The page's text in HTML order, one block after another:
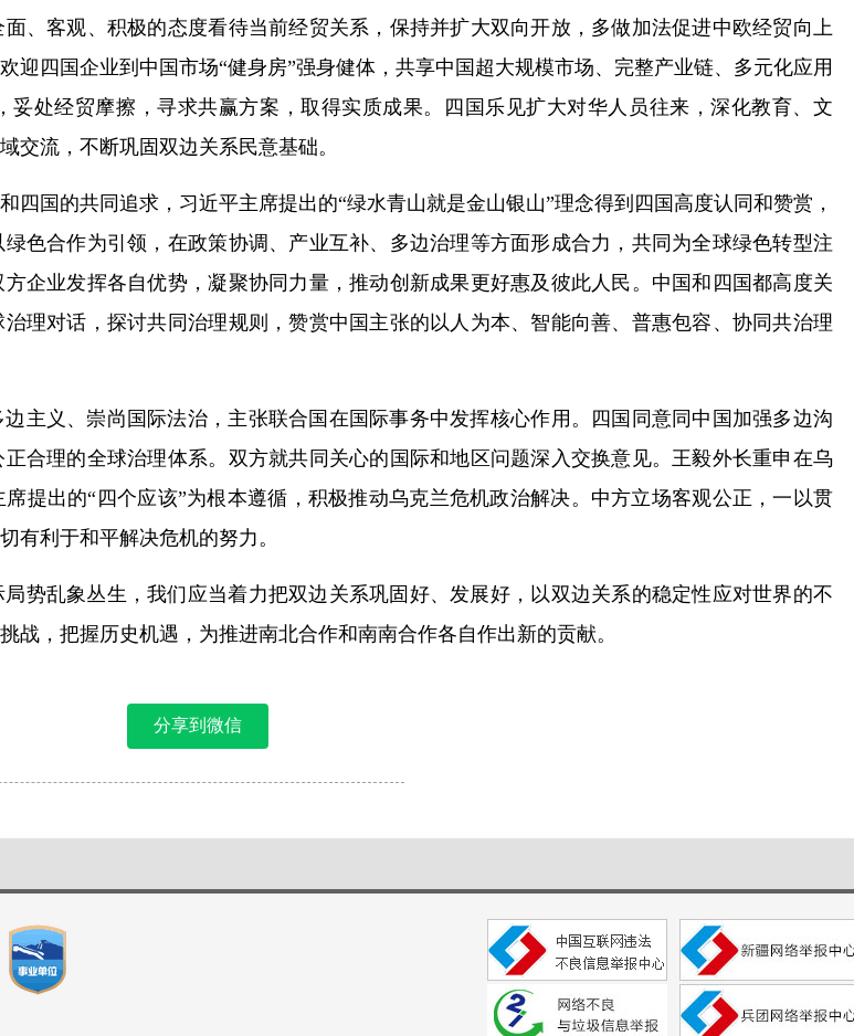
、客观、积极的态度看待当前经贸关系，保持并扩大双向开放，多做加法促进中欧经贸向上
迎四国企业到中国市场“健身房”强身健体，共享中国超大规模市场、完整产业链、多元化应用
处经贸摩擦，寻求共赢方案，取得实质成果。四国乐见扩大对华人员往来，深化教育、文
交流，不断巩固双边关系民意基础。
四国的共同追求，习近平主席提出的“绿水青山就是金山银山”理念得到四国高度认同和赞赏，
色合作为引领，在政策协调、产业互补、多边治理等方面形成合力，共同为全球绿色转型注
企业发挥各自优势，凝聚协同力量，推动创新成果更好惠及彼此人民。中国和四国都高度关
理对话，探讨共同治理规则，赞赏中国主张的以人为本、智能向善、普惠包容、协同共治理
主义、崇尚国际法治，主张联合国在国际事务中发挥核心作用。四国同意同中国加强多边沟
合理的全球治理体系。双方就共同关心的国际和地区问题深入交换意见。王毅外长重申在乌
提出的“四个应该”为根本遵循，积极推动乌克兰危机政治解决。中方立场客观公正，一以贯
有利于和平解决危机的努力。
势乱象丛生，我们应当着力把双边关系巩固好、发展好，以双边关系的稳定性应对世界的不
战，把握历史机遇，为推进南北合作和南南合作各自作出新的贡献。
分享到微信